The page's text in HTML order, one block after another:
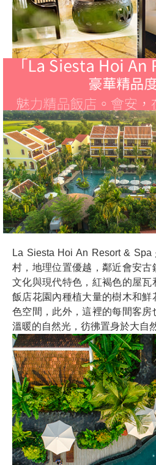
La Siesta Hoi An Resort &
村，地理位置優越，鄰近會安
文化與現代特色，紅褐色的屋瓦
飯店花園內種植大量的樹木和
色空間，此外，這裡的每間客房
溫暖的自然光，彷彿置身於大自